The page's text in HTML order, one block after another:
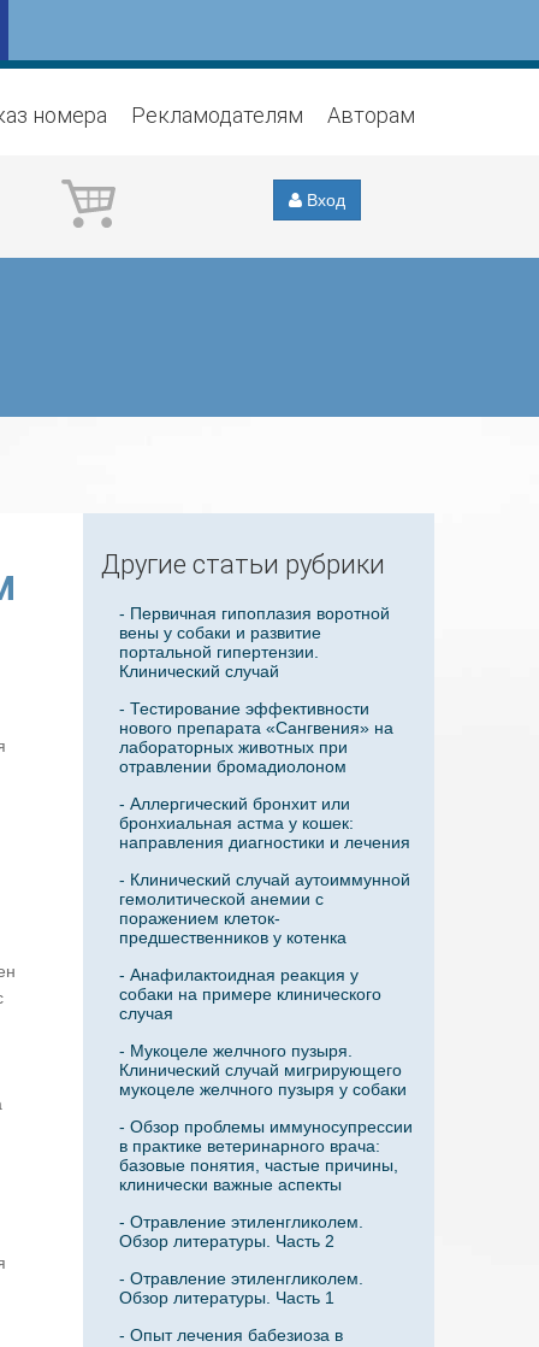
номера Рекламодателям Авторам
Вход
Другие статьи рубрики
- Первичная гипоплазия воротной
вены у собаки и развитие
портальной гипертензии.
Клинический случай
- Тестирование эффективности
нового препарата «Сангвения» на
лабораторных животных при
отравлении бромадиолоном
- Аллергический бронхит или
бронхиальная астма у кошек:
направления диагностики и лечения
- Клинический случай аутоиммунной
гемолитической анемии с
поражением клеток-
предшественников у котенка
- Анафилактоидная реакция у
собаки на примере клинического
случая
- Мукоцеле желчного пузыря.
Клинический случай мигрирующего
мукоцеле желчного пузыря у собаки
- Обзор проблемы иммуносупрессии
в практике ветеринарного врача:
базовые понятия, частые причины,
клинически важные аспекты
- Отравление этиленгликолем.
Обзор литературы. Часть 2
- Отравление этиленгликолем.
Обзор литературы. Часть 1
- Опыт лечения бабезиоза в